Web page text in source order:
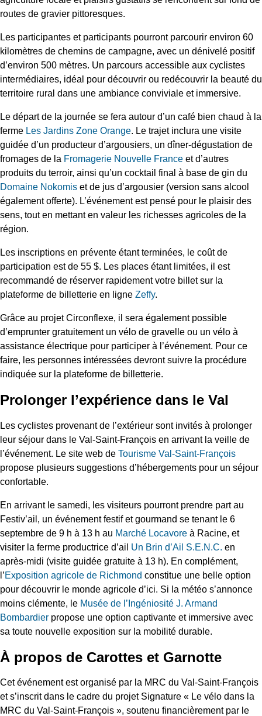
routes de gravier pittoresques.
Les participantes et participants pourront parcourir environ 60
kilomètres de chemins de campagne, avec un dénivelé positif
d’environ 500 mètres. Un parcours accessible aux cyclistes
intermédiaires, idéal pour découvrir ou redécouvrir la beauté du
territoire rural dans une ambiance conviviale et immersive.
Le départ de la journée se fera autour d’un café bien chaud à la
ferme Les Jardins Zone Orange. Le trajet inclura une visite
guidée d’un producteur d’argousiers, un dîner-dégustation de
fromages de la Fromagerie Nouvelle France et d’autres
produits du terroir, ainsi qu’un cocktail final à base de gin du
Domaine Nokomis et de jus d’argousier (version sans alcool
également offerte). L’événement est pensé pour le plaisir des
sens, tout en mettant en valeur les richesses agricoles de la
région.
Les inscriptions en prévente étant terminées, le coût de
participation est de 55 $. Les places étant limitées, il est
recommandé de réserver rapidement votre billet sur la
plateforme de billetterie en ligne Zeffy.
Grâce au projet Circonflexe, il sera également possible
d’emprunter gratuitement un vélo de gravelle ou un vélo à
assistance électrique pour participer à l’événement. Pour ce
faire, les personnes intéressées devront suivre la procédure
indiquée sur la plateforme de billetterie.
Prolonger l’expérience dans le Val
Les cyclistes provenant de l’extérieur sont invités à prolonger
leur séjour dans le Val-Saint-François en arrivant la veille de
l’événement. Le site web de Tourisme Val-Saint-François
propose plusieurs suggestions d’hébergements pour un séjour
confortable.
En arrivant le samedi, les visiteurs pourront prendre part au
Festiv’ail, un événement festif et gourmand se tenant le 6
septembre de 9 h à 13 h au Marché Locavore à Racine, et
visiter la ferme productrice d’ail Un Brin d’Ail S.E.N.C. en
après-midi (visite guidée gratuite à 13 h). En complément,
l’Exposition agricole de Richmond constitue une belle option
pour découvrir le monde agricole d’ici. Si la météo s’annonce
moins clémente, le Musée de l’Ingéniosité J. Armand
Bombardier propose une option captivante et immersive avec
sa toute nouvelle exposition sur la mobilité durable.
À propos de Carottes et Garnotte
Cet événement est organisé par la MRC du Val-Saint-François
et s’inscrit dans le cadre du projet Signature « Le vélo dans la
MRC du Val-Saint-François », soutenu financièrement par le